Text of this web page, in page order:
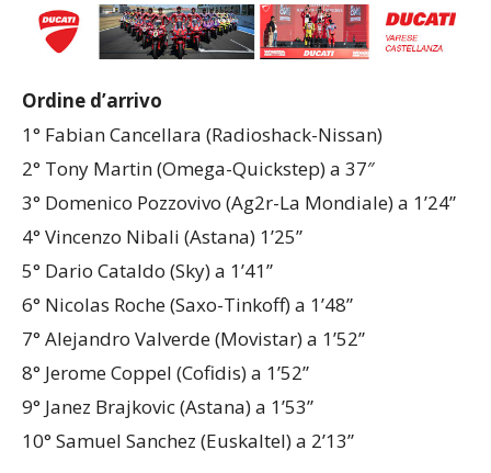
Ordine d’arrivo
1° Fabian Cancellara (Radioshack-Nissan)
2° Tony Martin (Omega-Quickstep) a 37″
3° Domenico Pozzovivo (Ag2r-La Mondiale) a 1’24”
4° Vincenzo Nibali (Astana) 1’25”
5° Dario Cataldo (Sky) a 1’41”
6° Nicolas Roche (Saxo-Tinkoff) a 1’48”
7° Alejandro Valverde (Movistar) a 1’52”
8° Jerome Coppel (Cofidis) a 1’52”
9° Janez Brajkovic (Astana) a 1’53”
10° Samuel Sanchez (Euskaltel) a 2’13”